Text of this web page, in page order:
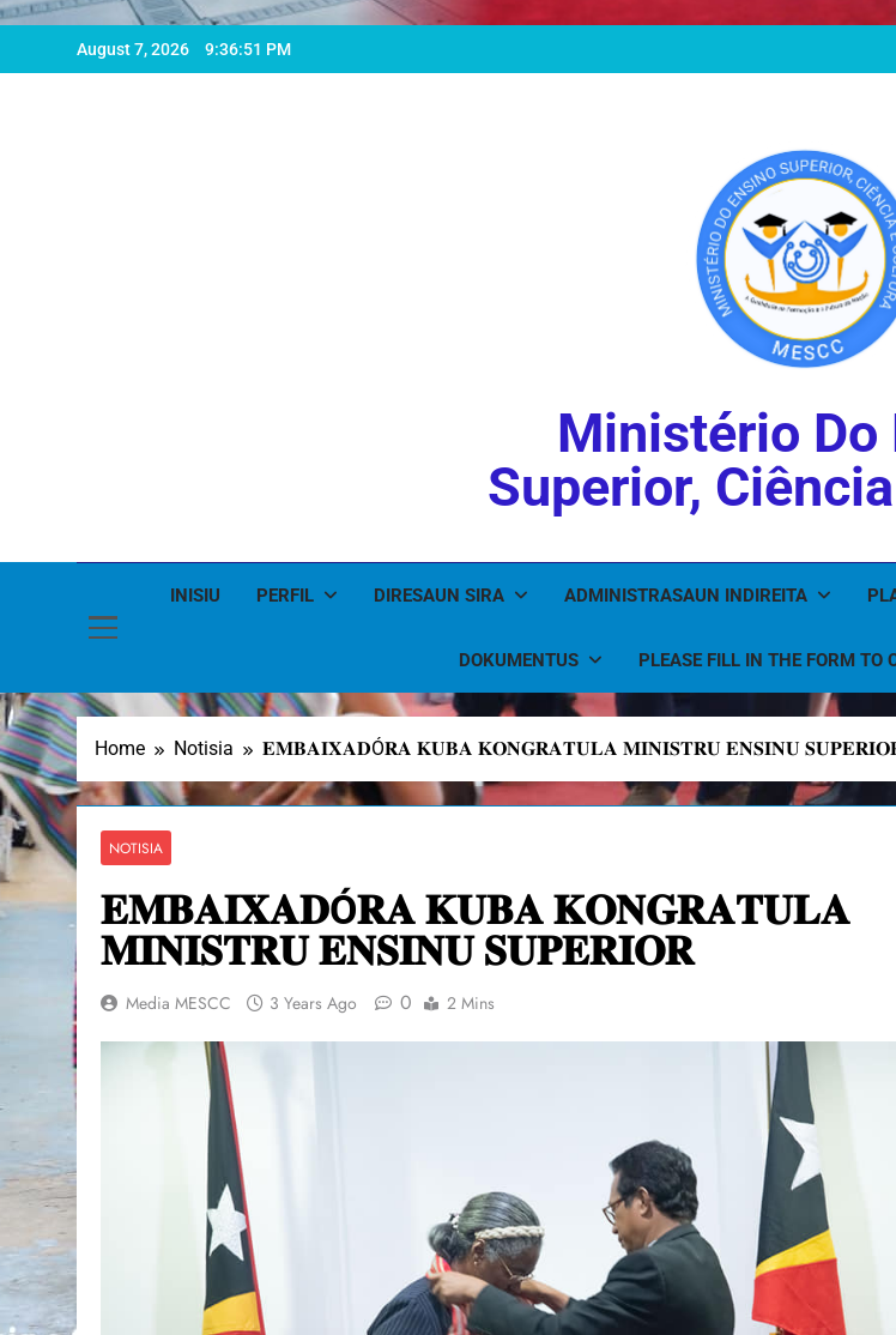
August 7, 2026 9:36:53 PM
Ministério Do
Superior,
INISIU PERFIL DIRESAUN SIRA ADMINISTRASAUN INDIREITA
DOKUMENTUS PLEASE FILL IN THE FORM TO
Home Notisia 𝐄𝐌𝐁𝐀𝐈𝐗𝐀𝐃Ó𝐑𝐀 𝐊𝐔𝐁𝐀 𝐊𝐎𝐍𝐆𝐑𝐀𝐓𝐔𝐋𝐀 𝐌𝐈𝐍𝐈𝐒𝐓𝐑𝐔 𝐄𝐍𝐒𝐈𝐍𝐔
NOTISIA
𝐄𝐌𝐁𝐀𝐈𝐗𝐀𝐃Ó𝐑𝐀 𝐊𝐔𝐁𝐀 𝐊𝐎𝐍𝐆𝐑𝐀𝐓𝐔𝐋𝐀
𝐌𝐈𝐍𝐈𝐒𝐓𝐑𝐔 𝐄𝐍𝐒𝐈𝐍𝐔 𝐒𝐔𝐏𝐄𝐑𝐈𝐎𝐑
Media MESCC 3 Years Ago 0 2 Mins